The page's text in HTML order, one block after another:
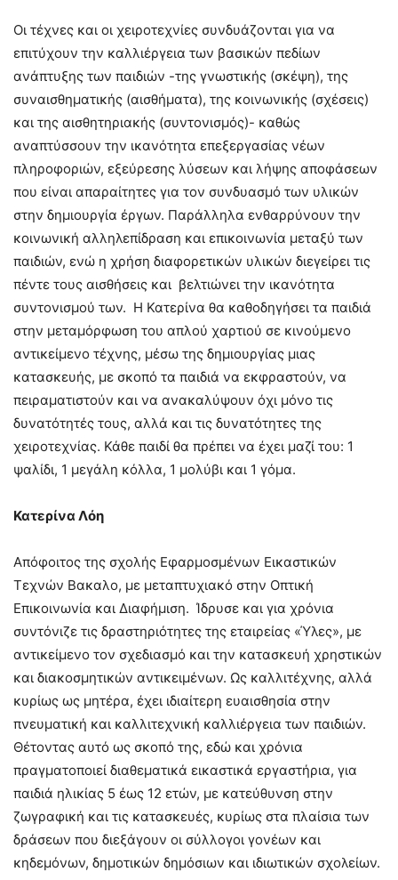
Οι τέχνες και οι χειροτεχνίες συνδυάζονται για να
επιτύχουν την καλλιέργεια των βασικών πεδίων
ανάπτυξης των παιδιών -της γνωστικής (σκέψη), της
συναισθηματικής (αισθήματα), της κοινωνικής (σχέσεις)
και της αισθητηριακής (συντονισμός)- καθώς
αναπτύσσουν την ικανότητα επεξεργασίας νέων
πληροφοριών, εξεύρεσης λύσεων και λήψης αποφάσεων
που είναι απαραίτητες για τον συνδυασμό των υλικών
στην δημιουργία έργων. Παράλληλα ενθαρρύνουν την
κοινωνική αλληλεπίδραση και επικοινωνία μεταξύ των
παιδιών, ενώ η χρήση διαφορετικών υλικών διεγείρει τις
πέντε τους αισθήσεις και βελτιώνει την ικανότητα
συντονισμού των. Η Κατερίνα θα καθοδηγήσει τα παιδιά
στην μεταμόρφωση του απλού χαρτιού σε κινούμενο
αντικείμενο τέχνης, μέσω της δημιουργίας μιας
κατασκευής, με σκοπό τα παιδιά να εκφραστούν, να
πειραματιστούν και να ανακαλύψουν όχι μόνο τις
δυνατότητές τους, αλλά και τις δυνατότητες της
χειροτεχνίας. Κάθε παιδί θα πρέπει να έχει μαζί του: 1
ψαλίδι, 1 μεγάλη κόλλα, 1 μολύβι και 1 γόμα.
Κατερίνα Λόη
Απόφοιτος της σχολής Εφαρμοσμένων Εικαστικών
Τεχνών Βακαλο, με μεταπτυχιακό στην Οπτική
Επικοινωνία και Διαφήμιση. Ίδρυσε και για χρόνια
συντόνιζε τις δραστηριότητες της εταιρείας «Ύλες», με
αντικείμενο τον σχεδιασμό και την κατασκευή χρηστικών
και διακοσμητικών αντικειμένων. Ως καλλιτέχνης, αλλά
κυρίως ως μητέρα, έχει ιδιαίτερη ευαισθησία στην
πνευματική και καλλιτεχνική καλλιέργεια των παιδιών.
Θέτοντας αυτό ως σκοπό της, εδώ και χρόνια
πραγματοποιεί διαθεματικά εικαστικά εργαστήρια, για
παιδιά ηλικίας 5 έως 12 ετών, με κατεύθυνση στην
ζωγραφική και τις κατασκευές, κυρίως στα πλαίσια των
δράσεων που διεξάγουν οι σύλλογοι γονέων και
κηδεμόνων, δημοτικών δημόσιων και ιδιωτικών σχολείων.